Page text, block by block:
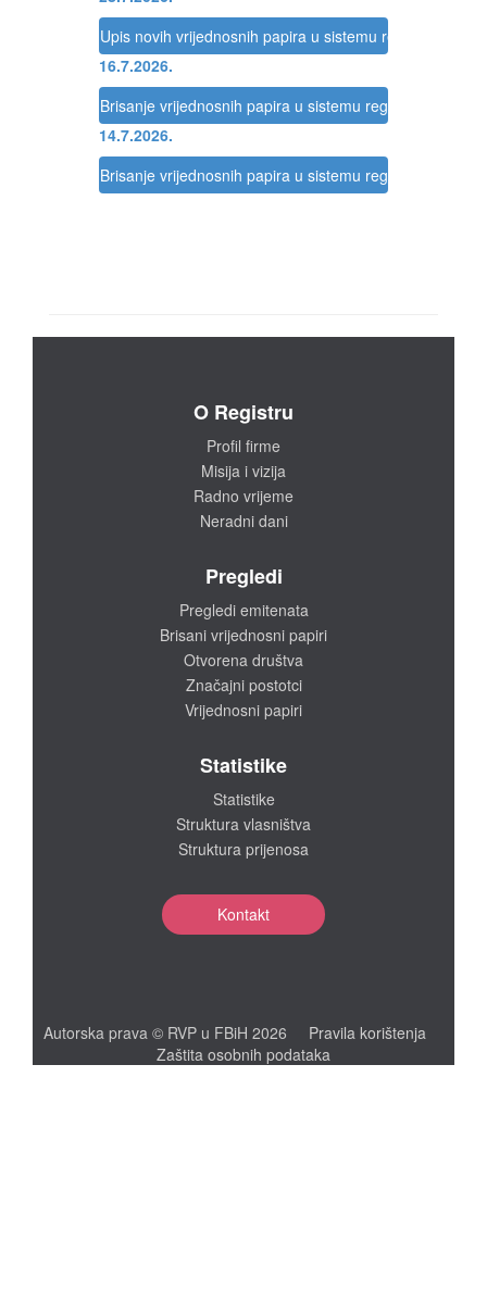
Upis novih vrijednosnih papira u sistemu registracije
16.7.2026.
Brisanje vrijednosnih papira u sistemu registracije
14.7.2026.
Brisanje vrijednosnih papira u sistemu registracije
O Registru
Profil firme
Misija i vizija
Radno vrijeme
Neradni dani
Pregledi
Pregledi emitenata
Brisani vrijednosni papiri
Otvorena društva
Značajni postotci
Vrijednosni papiri
Statistike
Statistike
Struktura vlasništva
Struktura prijenosa
Kontakt
Autorska prava © RVP u FBiH 2026 Pravila korištenja
Zaštita osobnih podataka